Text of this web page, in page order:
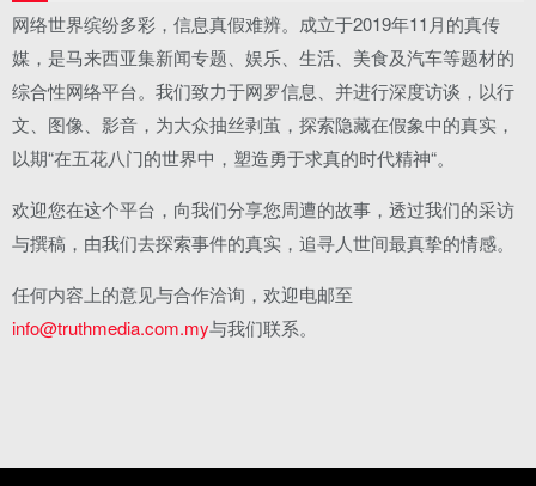
网络世界缤纷多彩，信息真假难辨。成立于2019年11月的真传
媒，是马来西亚集新闻专题、娱乐、生活、美食及汽车等题材的
综合性网络平台。我们致力于网罗信息、并进行深度访谈，以行
文、图像、影音，为大众抽丝剥茧，探索隐藏在假象中的真实，
以期“在五花八门的世界中，塑造勇于求真的时代精神“。
欢迎您在这个平台，向我们分享您周遭的故事，透过我们的采访
与撰稿，由我们去探索事件的真实，追寻人世间最真挚的情感。
任何内容上的意见与合作洽询，欢迎电邮至
info@truthmedia.com.my与我们联系。